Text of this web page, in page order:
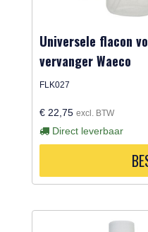
Universele flacon
vervanger Waeco
FLK027
€ 22,75 excl. BTW
Direct leverbaar